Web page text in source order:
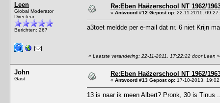
Leen
Global Moderator
Directeur
Berichten: 267
Re:Eben Haëzerschool NT 1962/
« Antwoord #12 Gepost op: 22-11-2011,
a3toet meldde per e-mail dat nr. 6 niet Krijn
« Laatste verandering: 22-11-2011, 17:22:22 door Leen »
John
Gast
Re:Eben Haëzerschool NT 1962/
« Antwoord #13 Gepost op: 17-10-2013,
13 is naar ik meen Albert? Pronk, 30 is Tinus